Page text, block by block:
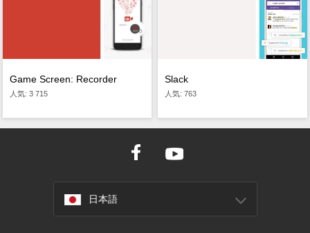
Game Screen: Recorder
人気: 3 715
Slack
人気: 763
日本語